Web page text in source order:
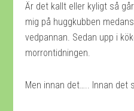
Är det kallt eller kyligt så
mig på huggkubben
vedpannan. Sedan upp i
morrontidningen.
Men innan det….. Innan det